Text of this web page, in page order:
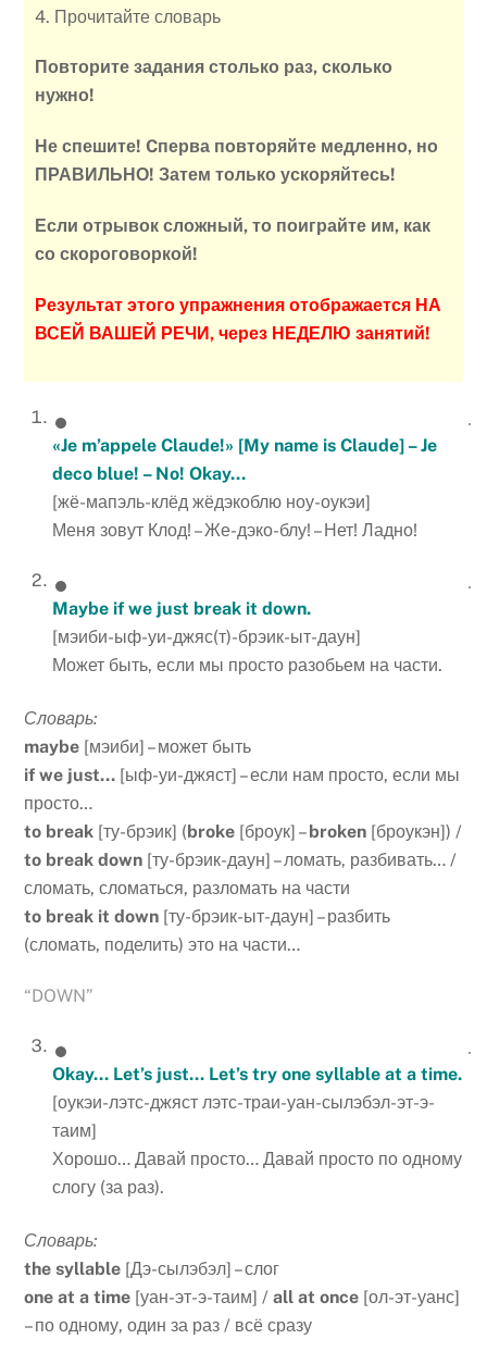
4. Прочитайте словарь
Повторите задания столько раз, сколько
нужно!
Не спешите! Cперва повторяйте медленно, но
ПРАВИЛЬНО! Затем только ускоряйтесь!
Если отрывок сложный, то поиграйте им, как
со скороговоркой!
Результат этого упражнения отображается НА
ВСЕЙ ВАШЕЙ РЕЧИ, через НЕДЕЛЮ занятий!
«Je m’appele Claude!» [My name is Claude] – Je
deco blue! – No! Okay…
[жё-мапэль-клёд жёдэкоблю ноу-оукэи]
Меня зовут Клод! – Же-дэко-блу! – Нет! Ладно!
Maybe if we just break it down.
[мэиби-ыф-уи-джяс(т)-брэик-ыт-даун]
Может быть, если мы просто разобьем на части.
Словарь:
maybe [мэиби] – может быть
if we just… [ыф-уи-джяст] – если нам просто, если мы
просто…
to break [ту-брэик] (broke [броук] –broken [броукэн]) /
to break down [ту-брэик-даун] – ломать, разбивать… /
сломать, сломаться, разломать на части
to break it down [ту-брэик-ыт-даун] – разбить
(сломать, поделить) это на части…
“DOWN”
Okay… Let’s just… Let’s try one syllable at a time.
[оукэи-лэтс-джяст лэтс-траи-уан-сылэбэл-эт-э-
таим]
Хорошо… Давай просто… Давай просто по одному
слогу (за раз).
Словарь:
the syllable [Дэ-сылэбэл] – слог
one at a time [уан-эт-э-таим] /all at once [ол-эт-уанс]
– по одному, один за раз / всё сразу